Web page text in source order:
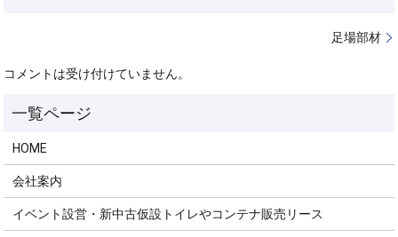
足場部材
コメントは受け付けていません。
HOME
会社案内
イベント設営・新中古仮設トイレやコンテナ販売リース